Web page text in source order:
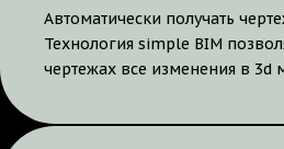
Автоматически получать
Технология simple BIM
чертежах все изменения в 3d